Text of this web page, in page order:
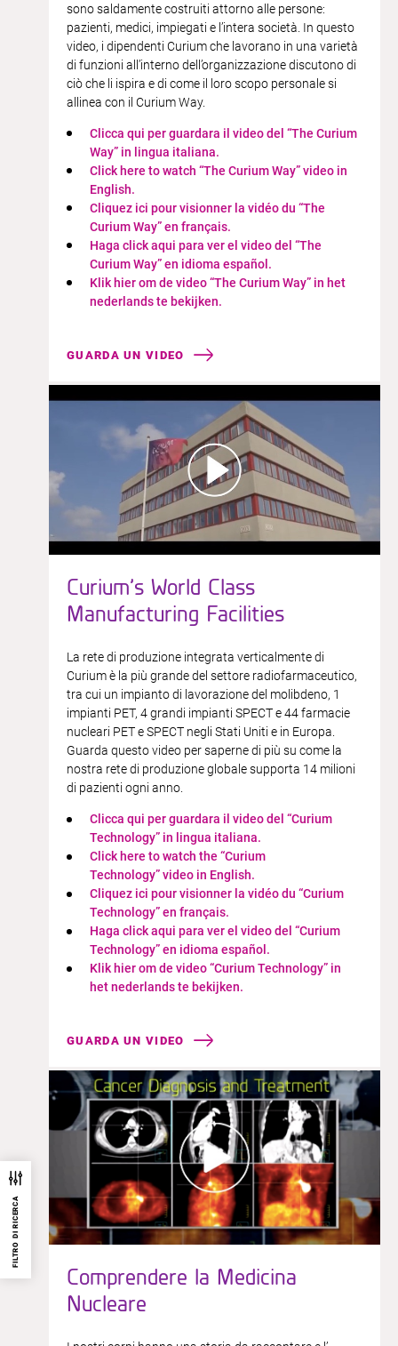
FILTRO DI RICERCA
sono saldamente costruiti attorno alle persone:
pazienti, medici, impiegati e l’intera società. In questo
video, i dipendenti Curium che lavorano in una varietà
di funzioni all’interno dell’organizzazione discutono di
ciò che li ispira e di come il loro scopo personale si
allinea con il Curium Way.
​Clicca qui per guardara il video del “The Curium
Way” in lingua italiana.
​Click here to watch “The Curium Way” video in
English.​
Cliquez ici pour visionner la vidéo du “The
Curium Way” en français.
Haga click aqui para ver el video del “The
Curium Way” en idioma español.
Klik hier om de video “The Curium Way” in het
nederlands te bekijken.
GUARDA UN VIDEO
Curium’s World Class
Manufacturing Facilities
La rete di produzione integrata verticalmente di
Curium è la più grande del settore radiofarmaceutico,
tra cui un impianto di lavorazione del molibdeno, 1
impianti PET, 4 grandi impianti SPECT e 44 farmacie
nucleari PET e SPECT negli Stati Uniti e in Europa.
Guarda questo video per saperne di più su come la
nostra rete di produzione globale supporta 14 milioni
di pazienti ogni anno.
​Clicca qui per guardara il video del “Curium
Technology” in lingua italiana.​
Click here to watch the “Curium
Technology” video in English.​​
Cliquez ici pour visionner la vidéo du “Curium
Technology” en français.​
Haga click aqui para ver el video del “Curium
Technology” en idioma español.​
Klik hier om de video “Curium Technology” in
het nederlands te bekijken.​
GUARDA UN VIDEO
Comprendere la Medicina
Nucleare